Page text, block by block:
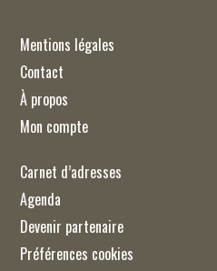
Mentions légales
Contact
À propos
Mon compte
Carnet d’adresses
Agenda
Devenir partenaire
Préférences cookies